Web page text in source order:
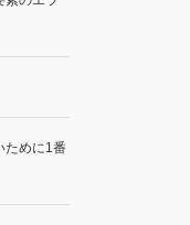
ために1番